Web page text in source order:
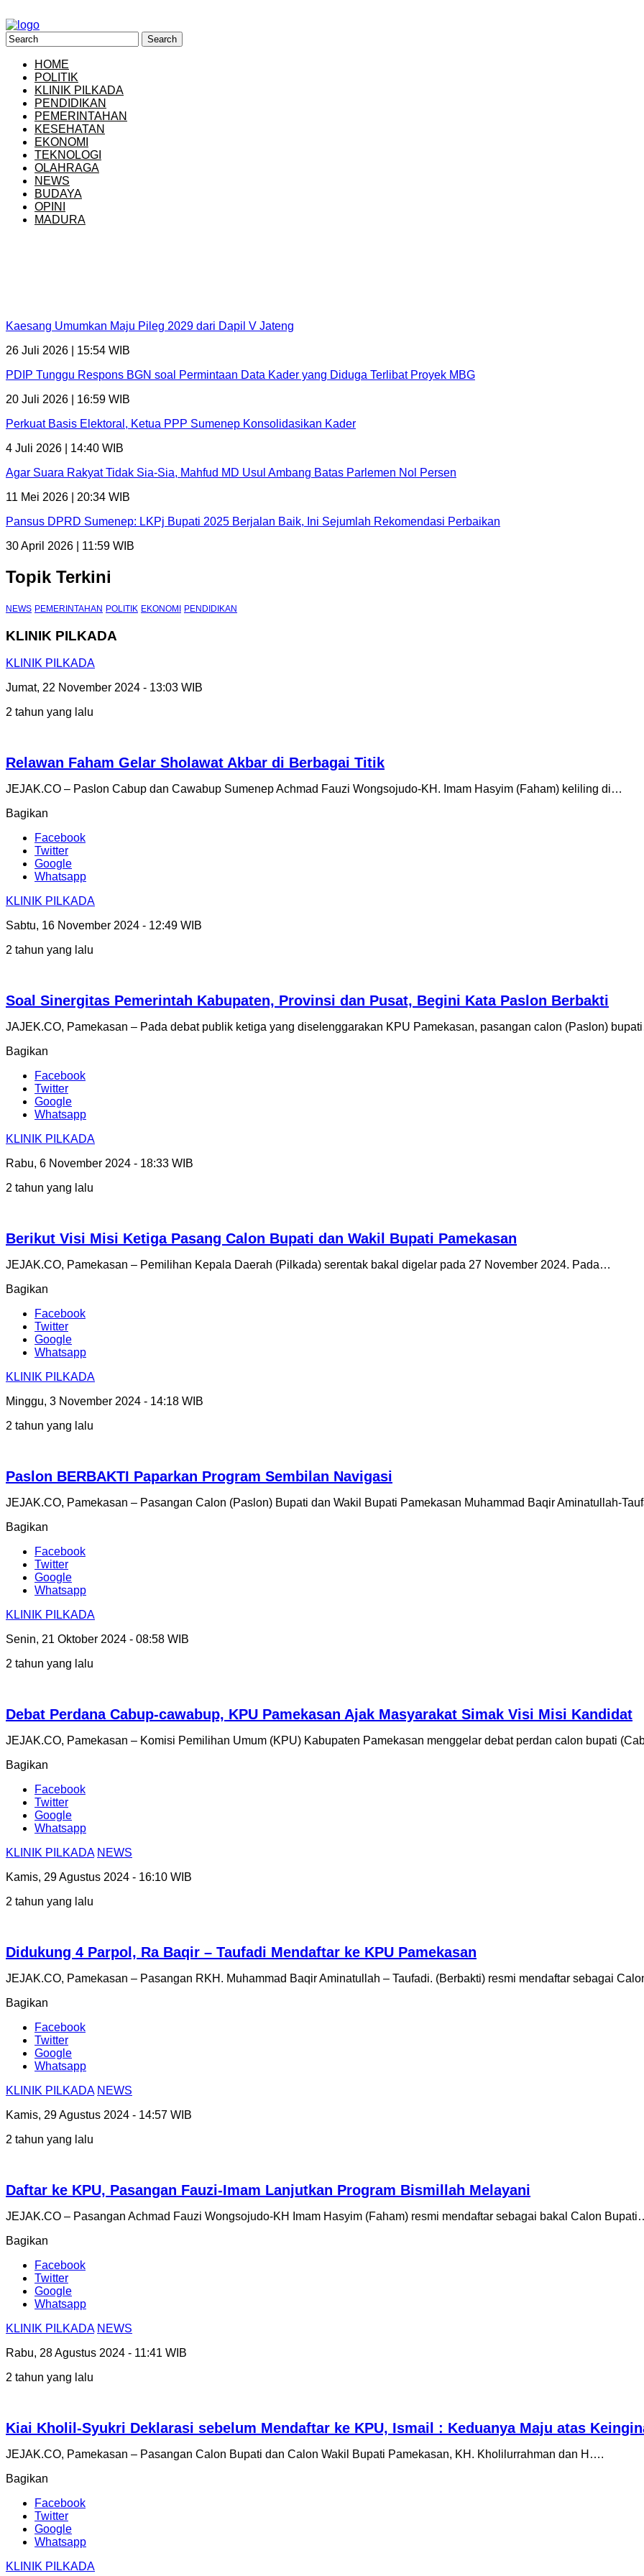
HOME
POLITIK
KLINIK PILKADA
PENDIDIKAN
PEMERINTAHAN
KESEHATAN
EKONOMI
TEKNOLOGI
OLAHRAGA
NEWS
BUDAYA
OPINI
MADURA
Kaesang Umumkan Maju Pileg 2029 dari Dapil V Jateng
26 Juli 2026 | 15:54 WIB
PDIP Tunggu Respons BGN soal Permintaan Data Kader yang Diduga Terlibat Proyek MBG
20 Juli 2026 | 16:59 WIB
Perkuat Basis Elektoral, Ketua PPP Sumenep Konsolidasikan Kader
4 Juli 2026 | 14:40 WIB
Agar Suara Rakyat Tidak Sia-Sia, Mahfud MD Usul Ambang Batas Parlemen Nol Persen
11 Mei 2026 | 20:34 WIB
Pansus DPRD Sumenep: LKPj Bupati 2025 Berjalan Baik, Ini Sejumlah Rekomendasi Perbaikan
30 April 2026 | 11:59 WIB
Topik Terkini
NEWS PEMERINTAHAN POLITIK EKONOMI PENDIDIKAN
KLINIK PILKADA
KLINIK PILKADA
Jumat, 22 November 2024 - 13:03 WIB
2 tahun yang lalu
Relawan Faham Gelar Sholawat Akbar di Berbagai Titik
JEJAK.CO – Paslon Cabup dan Cawabup Sumenep Achmad Fauzi Wongsojudo-KH. Imam Hasyim (Faham) keliling di…
Bagikan
Facebook
Twitter
Google
Whatsapp
KLINIK PILKADA
Sabtu, 16 November 2024 - 12:49 WIB
2 tahun yang lalu
Soal Sinergitas Pemerintah Kabupaten, Provinsi dan Pusat, Begini Kata Paslon Berbakti
JAJEK.CO, Pamekasan – Pada debat publik ketiga yang diselenggarakan KPU Pamekasan, pasangan calon (Paslon)
Bagikan
Facebook
Twitter
Google
Whatsapp
KLINIK PILKADA
Rabu, 6 November 2024 - 18:33 WIB
2 tahun yang lalu
Berikut Visi Misi Ketiga Pasang Calon Bupati dan Wakil Bupati Pamekasan
JEJAK.CO, Pamekasan – Pemilihan Kepala Daerah (Pilkada) serentak bakal digelar pada 27 November 2024. Pada…
Bagikan
Facebook
Twitter
Google
Whatsapp
KLINIK PILKADA
Minggu, 3 November 2024 - 14:18 WIB
2 tahun yang lalu
Paslon BERBAKTI Paparkan Program Sembilan Navigasi
JEJAK.CO, Pamekasan – Pasangan Calon (Paslon) Bupati dan Wakil Bupati Pamekasan Muhammad Baqir Aminatullah-
Bagikan
Facebook
Twitter
Google
Whatsapp
KLINIK PILKADA
Senin, 21 Oktober 2024 - 08:58 WIB
2 tahun yang lalu
Debat Perdana Cabup-cawabup, KPU Pamekasan Ajak Masyarakat Simak Visi Misi Kandidat
JEJAK.CO, Pamekasan – Komisi Pemilihan Umum (KPU) Kabupaten Pamekasan menggelar debat perdan calon bupati
Bagikan
Facebook
Twitter
Google
Whatsapp
KLINIK PILKADA NEWS
Kamis, 29 Agustus 2024 - 16:10 WIB
2 tahun yang lalu
Didukung 4 Parpol, Ra Baqir – Taufadi Mendaftar ke KPU Pamekasan
JEJAK.CO, Pamekasan – Pasangan RKH. Muhammad Baqir Aminatullah – Taufadi. (Berbakti) resmi mendaftar sebagai
Bagikan
Facebook
Twitter
Google
Whatsapp
KLINIK PILKADA NEWS
Kamis, 29 Agustus 2024 - 14:57 WIB
2 tahun yang lalu
Daftar ke KPU, Pasangan Fauzi-Imam Lanjutkan Program Bismillah Melayani
JEJAK.CO – Pasangan Achmad Fauzi Wongsojudo-KH Imam Hasyim (Faham) resmi mendaftar sebagai bakal Calon
Bagikan
Facebook
Twitter
Google
Whatsapp
KLINIK PILKADA NEWS
Rabu, 28 Agustus 2024 - 11:41 WIB
2 tahun yang lalu
Kiai Kholil-Syukri Deklarasi sebelum Mendaftar ke KPU, Ismail : Keduanya Maju atas
JEJAK.CO, Pamekasan – Pasangan Calon Bupati dan Calon Wakil Bupati Pamekasan, KH. Kholilurrahman dan H….
Bagikan
Facebook
Twitter
Google
Whatsapp
KLINIK PILKADA